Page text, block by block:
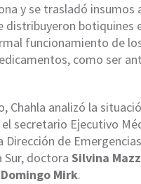
y se trasladó insumos
botiquines
funcionamiento de
como ser
Chahla analizó la
secretario Ejecutivo
Dirección de
doctora Silvina
Domingo Mirk.